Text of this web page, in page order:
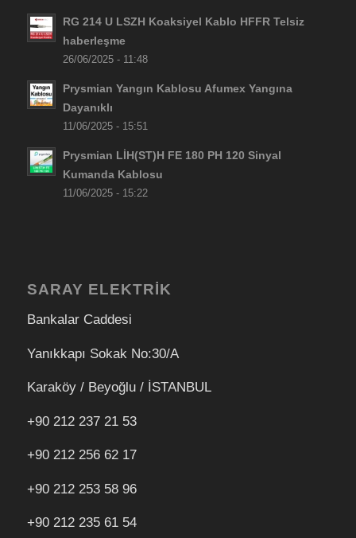
RG 214 U LSZH Koaksiyel Kablo HFFR Telsiz
haberleşme
26/06/2025 - 11:48
Prysmian Yangın Kablosu Afumex Yangına
Dayanıklı
11/06/2025 - 15:51
Prysmian LİH(ST)H FE 180 PH 120 Sinyal
Kumanda Kablosu
11/06/2025 - 15:22
SARAY ELEKTRİK
Bankalar Caddesi
Yanıkkapı Sokak No:30/A
Karaköy / Beyoğlu / İSTANBUL
+90 212 237 21 53
+90 212 256 62 17
+90 212 253 58 96
+90 212 235 61 54